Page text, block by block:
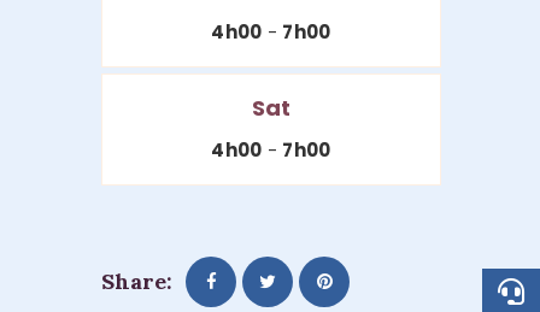
4h00 - 7h00
Sat
4h00 - 7h00
Share: